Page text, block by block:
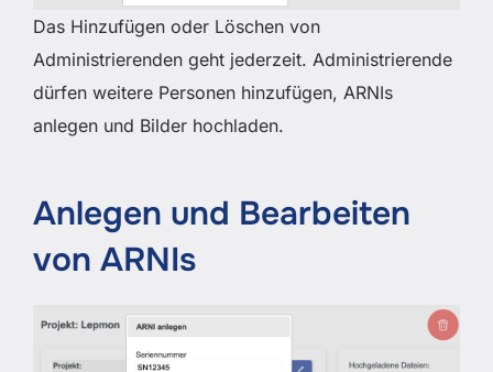
Das Hinzufügen oder Löschen von
Administrierenden geht jederzeit. Administrierende
dürfen weitere Personen hinzufügen, ARNIs
anlegen und Bilder hochladen.
Anlegen und Bearbeiten
von ARNIs